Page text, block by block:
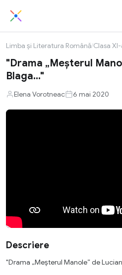
Limba și Literatura Română/Clasa
"Drama „Meșterul
Blaga..."
Elena Vorotneac 6 mai 2020
Descriere
"Drama „Meșterul Manole” de